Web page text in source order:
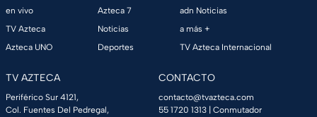
en vivo
TV Azteca
Azteca UNO
Azteca 7
Noticias
Deportes
adn Noticias
a más +
TV Azteca Internacional
TV AZTECA
Periférico Sur 4121,
Col. Fuentes Del Pedregal,
CONTACTO
contacto@tvazteca.com
55 1720 1313 | Conmutador